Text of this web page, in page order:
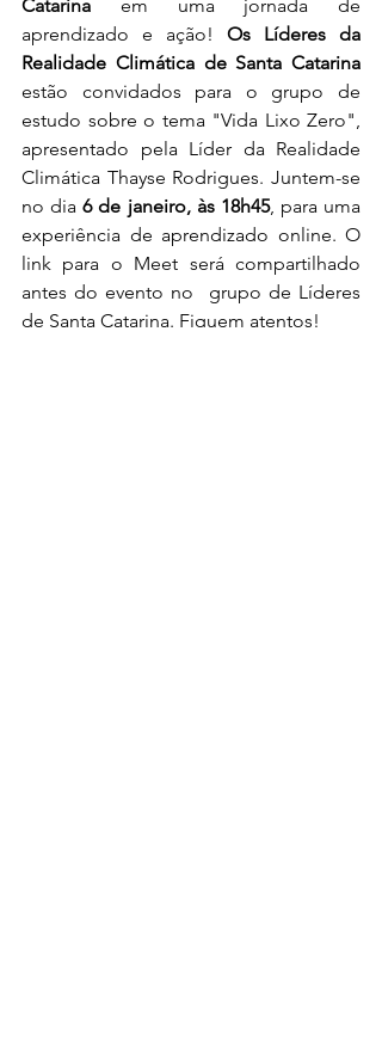
Catarina em uma jornada de
aprendizado e ação! Os Líderes da
Realidade Climática de Santa Catarina
estão convidados para o grupo de
estudo sobre o tema "Vida Lixo Zero",
apresentado pela Líder da Realidade
Climática Thayse Rodrigues. Juntem-se
no dia 6 de janeiro, às 18h45, para uma
experiência de aprendizado online. O
link para o Meet será compartilhado
antes do evento no  grupo de Líderes
de Santa Catarina. Fiquem atentos!